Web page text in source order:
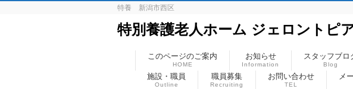
特養 新潟市西区
特別養護老人ホーム ジェロントピ
このページのご案内
HOME
お知らせ
Information
スタッフブロ
Blog
施設・職員
Outline
職員募集
Recruiting
お問い合わせ
TEL
メ